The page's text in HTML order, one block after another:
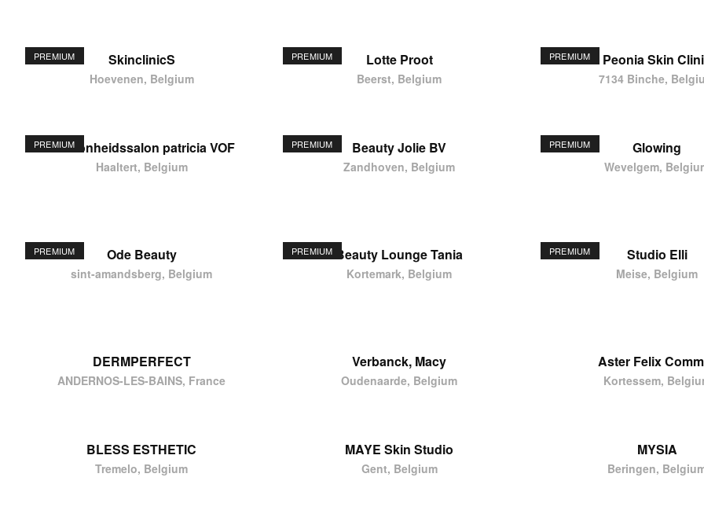
PREMIUM SkinclinicS
Hoevenen, Belgium
PREMIUM Lotte Proot
Beerst, Belgium
PREMIUM Peonia Skin
7134 Binche,
PREMIUM
schoonheidssalon patricia VOF
Haaltert, Belgium
PREMIUM Beauty Jolie BV
Zandhoven, Belgium
PREMIUM Glowing
Wevelgem,
PREMIUM Ode Beauty
sint-amandsberg, Belgium
PREMIUM Beauty Lounge Tania
Kortemark, Belgium
PREMIUM Studio Elli
Meise, Belgium
DERMPERFECT
ANDERNOS-LES-BAINS, France
Verbanck, Macy
Oudenaarde, Belgium
Aster Felix
Kortessem,
BLESS ESTHETIC
Tremelo, Belgium
MAYE Skin Studio
Gent, Belgium
MYSIA
Beringen,